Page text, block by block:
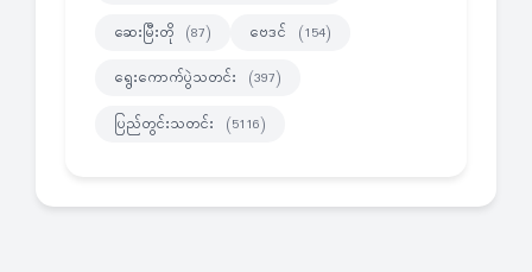
ဆေးမြီးတို (87) ဗေဒင် (154)
ရွေးကောက်ပွဲသတင်း (397)
ပြည်တွင်းသတင်း (5116)